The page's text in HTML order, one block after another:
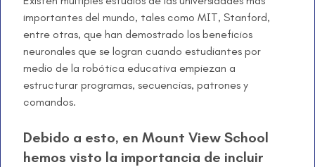
importantes del mundo, tales como MIT, Stanford,
entre otras, que han demostrado los beneficios
neuronales que se logran cuando estudiantes por
medio de la robótica educativa empiezan a
estructurar programas, secuencias, patrones y
comandos.
Debido a esto, en Mount View School
hemos visto la importancia de incluir